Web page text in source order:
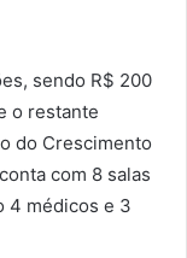
sendo R$ 200
o restante
do Crescimento
com 8 salas
4 médicos e 3